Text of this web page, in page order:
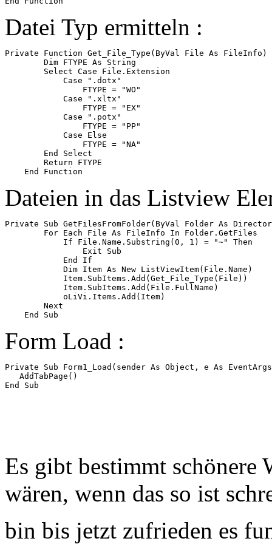
Datei Typ ermitteln :
Private Function Get_File_Type(ByVal File As FileInfo)
        Dim FTYPE As String
        Select Case File.Extension
            Case ".dotx"
                FTYPE = "WO"
            Case ".xltx"
                FTYPE = "EX"
            Case ".potx"
                FTYPE = "PP"
            Case Else
                FTYPE = "NA"
        End Select
        Return FTYPE
Dateien in das Listview
Private Sub GetFilesFromFolder(ByVal Folder As
        For Each File As FileInfo In Folder.GetFiles
            If File.Name.Substring(0, 1) = "~" Then
                Exit Sub
            End If
            Dim Item As New ListViewItem(File.Name)
            Item.SubItems.Add(Get_File_Type(File))
            Item.SubItems.Add(File.FullName)
            oLiVi.Items.Add(Item)
        Next
Form Load :
Private Sub Form1_Load(sender As Object, e As
   AddTabPage()
Es gibt bestimmt schönere
wären, wenn das so ist
bin bis jetzt zufrieden es